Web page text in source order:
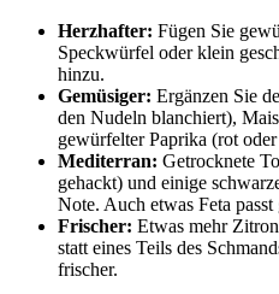
Herzhafter: Fügen Sie
Speckwürfel oder klein
hinzu.
Gemüsiger: Ergänzen Sie
den Nudeln blanchiert),
gewürfelter Paprika (rot
Mediterran: Getrocknete
gehackt) und einige
Note. Auch etwas Feta passt
Frischer: Etwas mehr
statt eines Teils des
frischer.